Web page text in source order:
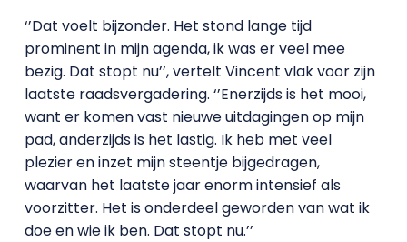
‘’Dat voelt bijzonder. Het stond lange tijd
prominent in mijn agenda, ik was er veel mee
bezig. Dat stopt nu’’, vertelt Vincent vlak voor zijn
laatste raadsvergadering. ‘’Enerzijds is het mooi,
want er komen vast nieuwe uitdagingen op mijn
pad, anderzijds is het lastig. Ik heb met veel
plezier en inzet mijn steentje bijgedragen,
waarvan het laatste jaar enorm intensief als
voorzitter. Het is onderdeel geworden van wat ik
doe en wie ik ben. Dat stopt nu.’’